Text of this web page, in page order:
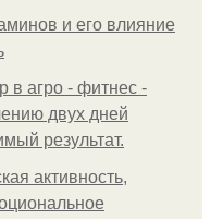
и его влияние
в агро - фитнес -
двух дней
результат.
активность,